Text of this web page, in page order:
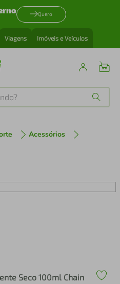
Quero
Viagens Imóveis e Veículos
Acessórios
Seco 100ml Chain